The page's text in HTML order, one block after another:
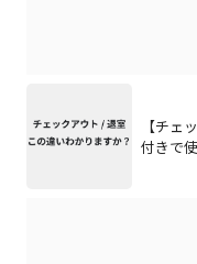
【チェ
付きで